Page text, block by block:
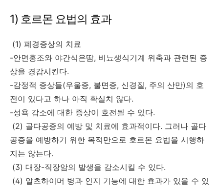
1) 호르몬 요법의 효과
(1) 폐경증상의 치료
-안면홍조와 야간식은땀, 비뇨생식기계 위축과 관련된 증
상을 경감시킨다.
-감정적 증상들(우울증, 불면증, 신경질, 주의 산만)의 호
전이 있다고 하나 아직 확실치 않다.
-성욕 감소에 대한 증상이 호전될 수 있다.
(2) 골다공증의 예방 및 치료에 효과적이다. 그러나 골다
공증을 예방하기 위한 목적만으로 호르몬 요법을 시행하
지는 않는다.
(3) 대장-직장암의 발생을 감소시킬 수 있다.
(4) 알츠하이머 병과 인지 기능에 대한 효과가 있을 수 있